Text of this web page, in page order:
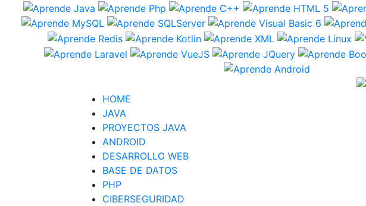
HOME
JAVA
PROYECTOS JAVA
ANDROID
DESARROLLO WEB
BASE DE DATOS
PHP
CIBERSEGURIDAD